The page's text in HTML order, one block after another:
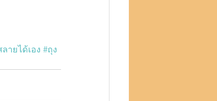
ายได้เอง #ถุง